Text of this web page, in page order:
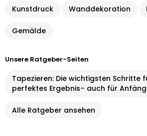
Kunstdruck Wanddekoration
Gemälde
Unsere Ratgeber-Seiten
Tapezieren: Die wichtigsten Schritte
perfektes Ergebnis– auch für
Alle Ratgeber ansehen